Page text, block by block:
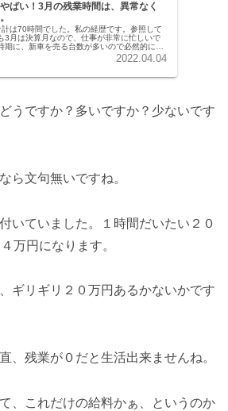
やばい！3月の残業時間は、異常なく
は70時間でした。私の経歴です。参照して
3月は決算月なので、仕事が非常に忙しいで
期に、新車を売る台数が多いので必然的に車
ます。それに加えて社員のコロナ感染・濃厚
2022.04.04
うですか？多いですか？少ないです
ら文句無いですね。
いていました。１時間だいたい２０
万円になります。
ギリギリ２０万円あるかないかです
、残業が０だと生活出来ませんね。
、これだけの給料かぁ、というのか